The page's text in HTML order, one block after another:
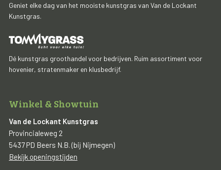
Geniet elke dag van het mooiste kunstgras van Van de Lockant
Kunstgras.
Dé kunstgras groothandel voor bedrijven. Ruim assortiment voor
hovenier, stratenmaker en klusbedrijf.
Winkel & Showtuin
Van de Lockant Kunstgras
Provincialeweg 2
5437 PD Beers N.B. (bij Nijmegen)
Bekijk openingstijden